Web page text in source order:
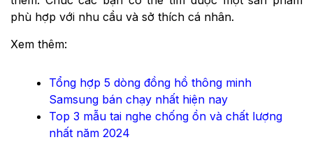
phù hợp với nhu cầu và sở thích cá nhân.
Xem thêm:
Tổng hợp 5 dòng đồng hồ thông minh
Samsung bán chạy nhất hiện nay
Top 3 mẫu tai nghe chống ồn và chất lượng
nhất năm 2024